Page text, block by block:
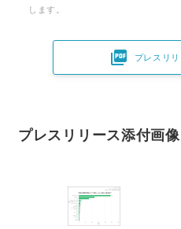
します。
 プレスリ
プレスリリース添付画像